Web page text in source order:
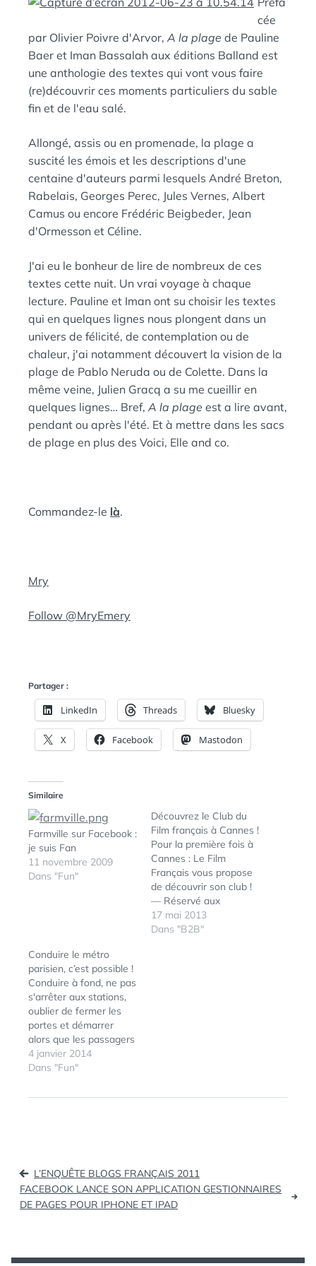
E
:
A
S
cée
par Olivier Poivre d'Arvor, A la plage de Pauline
Baer et Iman Bassalah aux éditions Balland est
une anthologie des textes qui vont vous faire
(re)découvrir ces moments particuliers du sable
fin et de l'eau salé.
Allongé, assis ou en promenade, la plage a
suscité les émois et les descriptions d'une
centaine d'auteurs parmi lesquels André Breton,
Rabelais, Georges Perec, Jules Vernes, Albert
Camus ou encore Frédéric Beigbeder, Jean
d'Ormesson et Céline.
J'ai eu le bonheur de lire de nombreux de ces
textes cette nuit. Un vrai voyage à chaque
lecture. Pauline et Iman ont su choisir les textes
qui en quelques lignes nous plongent dans un
univers de félicité, de contemplation ou de
chaleur, j'ai notamment découvert la vision de la
plage de Pablo Neruda ou de Colette. Dans la
même veine, Julien Gracq a su me cueillir en
quelques lignes… Bref, A la plage est a lire avant,
pendant ou après l'été. Et à mettre dans les sacs
de plage en plus des Voici, Elle and co.
Commandez-le là.
Mry
Follow @MryEmery
Partager :
LinkedIn Threads Bluesky
X Facebook Mastodon
Similaire
Farmville sur Facebook :
je suis Fan
11 novembre 2009
Dans "Fun"
Découvrez le Club du
Film français à Cannes !
Pour la première fois à
Cannes : Le Film
Français vous propose
de découvrir son club !
— Réservé aux
professionnels —￼￼￼
Distributeurs,
privatisable de 80 à…
17 mai 2013
Dans "B2B"
Conduire le métro
parisien, c’est possible !
Conduire à fond, ne pas
s'arrêter aux stations,
oublier de fermer les
portes et démarrer
alors que les passagers
montent et
descendent... Ou alors
et conserver un traffic
rêvez ? C'est désormais
virtuellement possible
grâce…
4 janvier 2014
Dans "Fun"
Navigation
de
l’article
L’ENQUÊTE BLOGS FRANÇAIS 2011
FACEBOOK LANCE SON APPLICATION GESTIONNAIRES
DE PAGES POUR IPHONE ET IPAD